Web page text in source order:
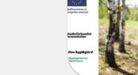
Vemdalen
Vislanda
Väröbacka